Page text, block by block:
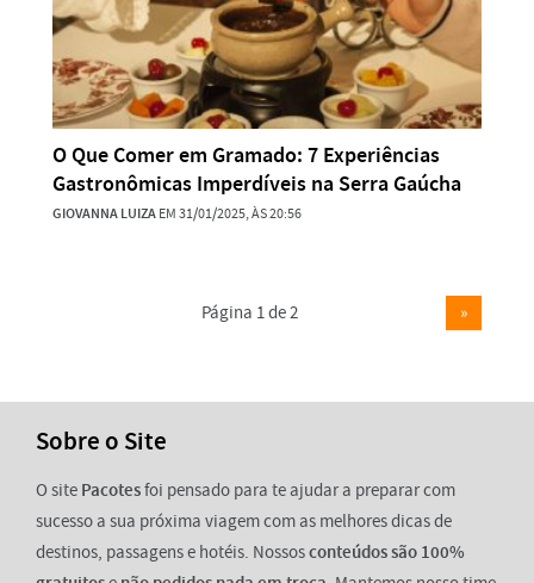
O Que Comer em Gramado: 7 Experiências
Gastronômicas Imperdíveis na Serra Gaúcha
GIOVANNA LUIZAEM 31/01/2025, ÀS 20:56
Página 1 de 2 »
Sobre o Site
O site Pacotesfoi pensado para te ajudar a preparar com
sucesso a sua próxima viagem com as melhores dicas de
destinos, passagens e hotéis. Nossosconteúdos são 100%